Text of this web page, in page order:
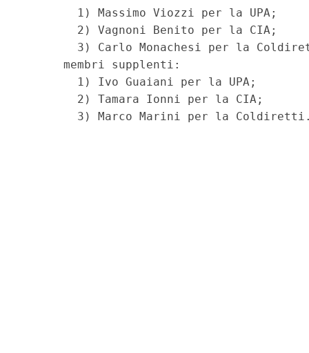
        1) Massimo Viozzi per la UPA;
        2) Vagnoni Benito per la CIA;
3) Carlo Monachesi per la
      membri supplenti:
        1) Ivo Guaiani per la UPA;
        2) Tamara Ionni per la CIA;